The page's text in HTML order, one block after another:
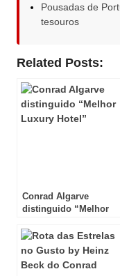
Pousadas de
tesouros
Related Posts:
Conrad Algarve
distinguido “Melhor